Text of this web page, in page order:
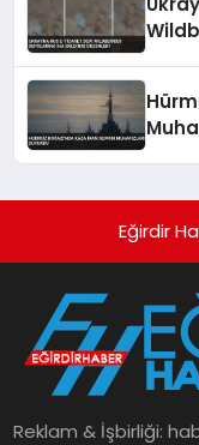
Eğirdir
Reklam & İşbirliği: